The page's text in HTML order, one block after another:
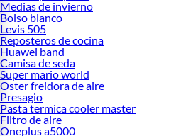
Medias de invierno
Bolso blanco
Levis 505
Reposteros de cocina
Huawei band
Camisa de seda
Super mario world
Oster freidora de aire
Presagio
Pasta termica cooler master
Filtro de aire
Oneplus a5000